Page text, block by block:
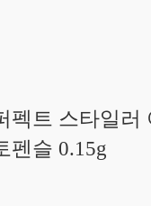
펙트 스타일러
펜슬 0.15g